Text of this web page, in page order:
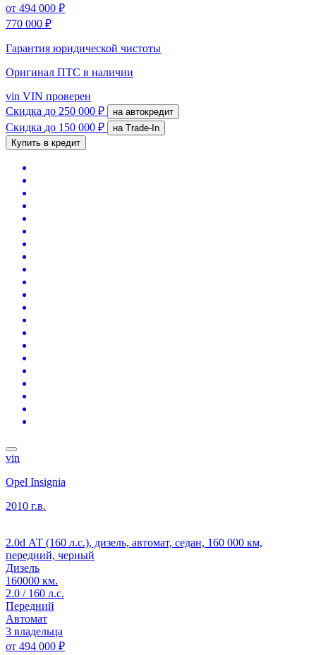
от 494 000 ₽
770 000 ₽
Гарантия юридической чистоты
Оригинал ПТС в наличии
vin VIN проверен
Скидка до 250 000 ₽ на автокредит
Скидка до 150 000 ₽
на Trade-In
Купить в кредит
vin
Opel Insignia
2010 г.в.
2.0d АТ (160 л.с.), дизель, автомат, седан, 160 000 км,
передний, черный
Дизель
160000 км.
2.0 / 160 л.с.
Передний
Автомат
3 владельца
от 494 000 ₽